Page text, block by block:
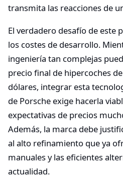
transmita las reacciones de
El verdadero desafío de este
los costes de desarrollo.
ingeniería tan complejas
precio final de hipercoches
dólares, integrar esta
de Porsche exige hacerla
expectativas de precios
Además, la marca debe
al alto refinamiento que ya
manuales y las eficientes
actualidad.